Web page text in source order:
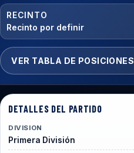
RECINTO
Recinto por definir
VER TABLA DE POSICIONES
DETALLES DEL PARTIDO
DIVISION
Primera División